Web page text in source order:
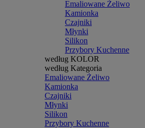
Emaliowane Żeliwo
Kamionka
Czajniki
Młynki
Silikon
Przybory Kuchenne
według KOLOR
według Kategoria
Emaliowane Żeliwo
Kamionka
Czajniki
Młynki
Silikon
Przybory Kuchenne